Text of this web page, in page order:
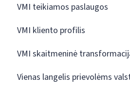
VMI teikiamos paslaugos
VMI kliento profilis
VMI skaitmeninė
Vienas langelis prievolėms